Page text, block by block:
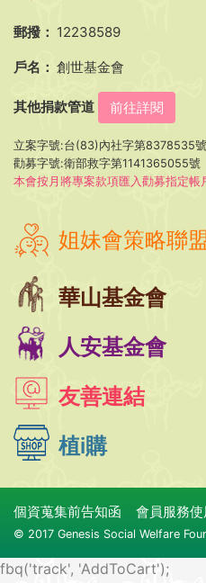
郵撥： 12238589
戶名： 創世基金會
其他捐款管道 前往詳閱
立案字號:台(83)內社字第8378535號
勸募字號:衛部救字第1141365055號
本會按月將專案款項匯入勸募指定帳
姐妹會策略聯
華山基金會
人安基金會
友善連結
植i購
個資蒐集前告知函 會員服務
© 2017 Genesis Social Welfare
fbq('track', 'AddToCart');